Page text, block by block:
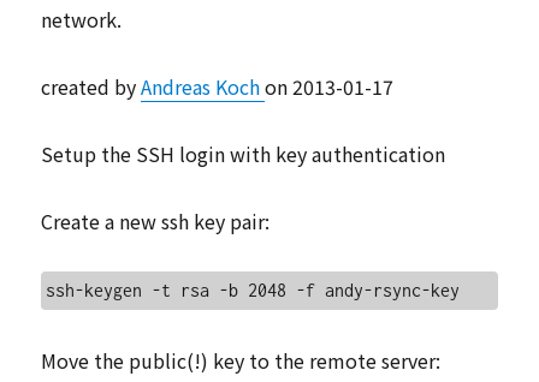
network.
created byAndreas Kochon 2013-01-17
Setup the SSH login with key authentication
Create a new ssh key pair:
Move the public(!) key to the remote server: